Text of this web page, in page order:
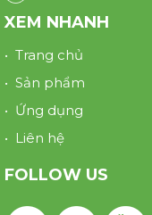
XEM NHANH
• Trang chủ
• Sản phẩm
• Ứng dụng
• Liên hệ
FOLLOW US